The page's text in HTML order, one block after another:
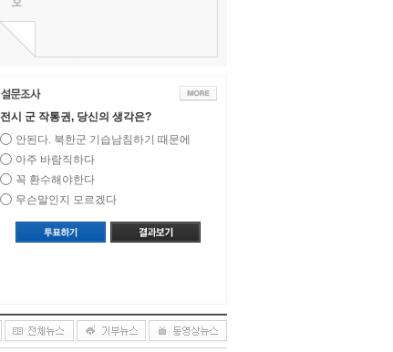
전시 군 작통권, 당신의 생각은?
안된다. 북한군 기습남침하기 때문에
아주 바람직하다
꼭 환수해야한다
무슨말인지 모르겠다